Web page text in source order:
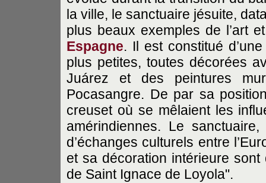
la ville, le sanctuaire jésuite,
plus beaux exemples de l’art
Espagne. Il est constitué
plus petites, toutes décorées
Juárez et des peintures
Pocasangre. De par sa
creuset où se mêlaient les
amérindiennes. Le
d’échanges culturels entre
et sa décoration intérieure sont
de Saint Ignace de Loyola".